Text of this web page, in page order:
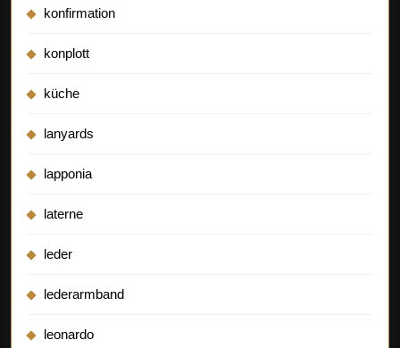
konfirmation
konplott
küche
lanyards
lapponia
laterne
leder
lederarmband
leonardo